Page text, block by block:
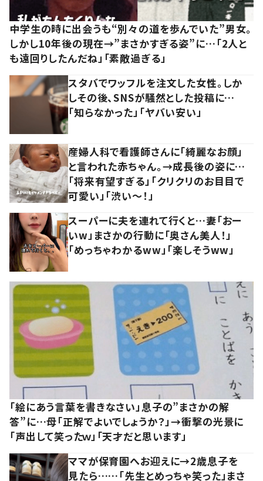
中学生の時に出会うも“別々の道を歩んでいた”男女。
しかし10年後の現在→”まさかすぎる姿”に…「2人と
も遠回りしたんだね」「素敵過ぎる」
スタバでワッフルを注文した女性。しか
しその後、SNSが騒然とした投稿に…
「知らなかった」「ヤバい安い」
産婦人科で看護師さんに「綺麗なお顔」
と言われた赤ちゃん。→成長後の姿に…
「将来有望すぎる」「クリクリのお目目で
可愛い」「渋い～！」
スーパーに夫を連れて行くと…妻「おー
いw」まさかの行動に「奥さん美人！」
「めっちゃわかるww」「楽しそうww」
「絵にあう言葉を書きなさい」息子の”まさかの解
答”に…母「正解でよいでしょうか？」→衝撃の光景に
「声出して笑ったｗ」「天才だと思います」
ママが保育園へお迎えに→2歳息子を
見たら……「先生とめっちゃ笑った」まさ